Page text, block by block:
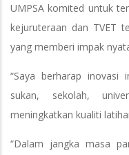
UMPSA komited untuk
kejuruteraan dan TVET
yang memberi impak
“Saya berharap inovasi
sukan, sekolah,
meningkatkan kualiti
“Dalam jangka masa